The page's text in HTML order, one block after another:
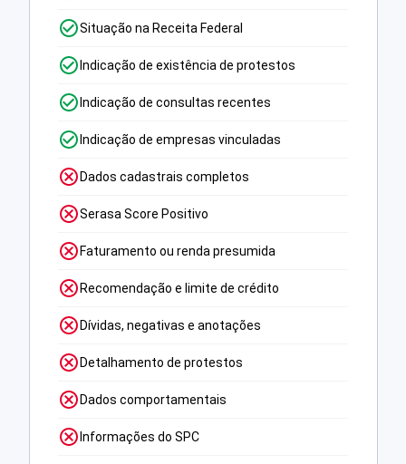
Situação na Receita Federal
Indicação de existência de protestos
Indicação de consultas recentes
Indicação de empresas vinculadas
Dados cadastrais completos
Serasa Score Positivo
Faturamento ou renda presumida
Recomendação e limite de crédito
Dívidas, negativas e anotações
Detalhamento de protestos
Dados comportamentais
Informações do SPC